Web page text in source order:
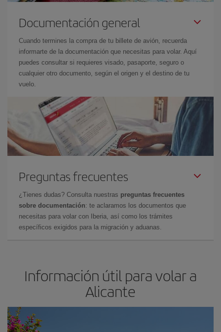
Documentación general
Cuando termines la compra de tu billete de avión, recuerda
informarte de la documentación que necesitas para volar. Aquí
puedes consultar si requieres visado, pasaporte, seguro o
cualquier otro documento, según el origen y el destino de tu
vuelo.
Preguntas frecuentes
¿Tienes dudas? Consulta nuestras preguntas frecuentes
sobre documentación: te aclaramos los documentos que
necesitas para volar con Iberia, así como los trámites
específicos exigidos para la migración y aduanas.
Información útil para volar a
Alicante